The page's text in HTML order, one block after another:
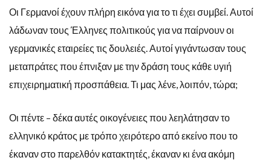
Οι Γερμανοί έχουν πλήρη εικόνα για το τι έχει συμβεί. Αυτοί
λάδωναν τους Έλληνες πολιτικούς για να παίρνουν οι
γερμανικές εταιρείες τις δουλειές. Αυτοί γιγάντωσαν τους
μεταπράτες που έπνιξαν με την δράση τους κάθε υγιή
επιχειρηματική προσπάθεια. Τι μας λένε, λοιπόν, τώρα;
Οι πέντε – δέκα αυτές οικογένειες που λεηλάτησαν το
ελληνικό κράτος με τρόπο χειρότερο από εκείνο που το
έκαναν στο παρελθόν κατακτητές, έκαναν κι ένα ακόμη